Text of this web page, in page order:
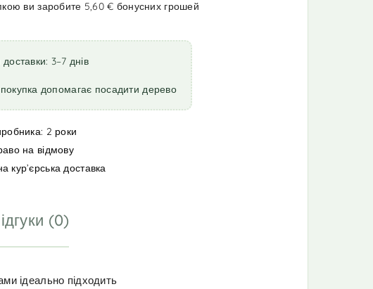
ви заробите 5,60 € бонусних грошей
3–7 днів
допомагає посадити дерево
2 роки
на відмову
кур’єрська доставка
(0)
ідеально підходить